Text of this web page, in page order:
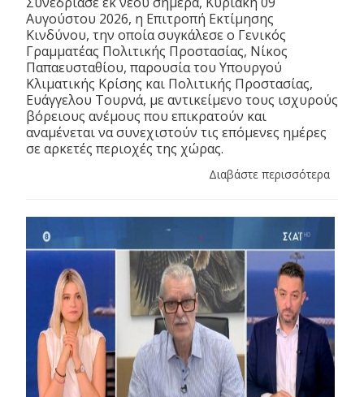
Αυγούστου 2026, η Επιτροπή Εκτίμησης
Κινδύνου, την οποία συγκάλεσε ο Γενικός
Γραμματέας Πολιτικής Προστασίας, Νίκος
Παπαευσταθίου, παρουσία του Υπουργού
Κλιματικής Κρίσης και Πολιτικής Προστασίας,
Ευάγγελου Τουρνά, με αντικείμενο τους ισχυρούς
βόρειους ανέμους που επικρατούν και
αναμένεται να συνεχιστούν τις επόμενες ημέρες
σε αρκετές περιοχές της χώρας.
Διαβάστε περισσότερα